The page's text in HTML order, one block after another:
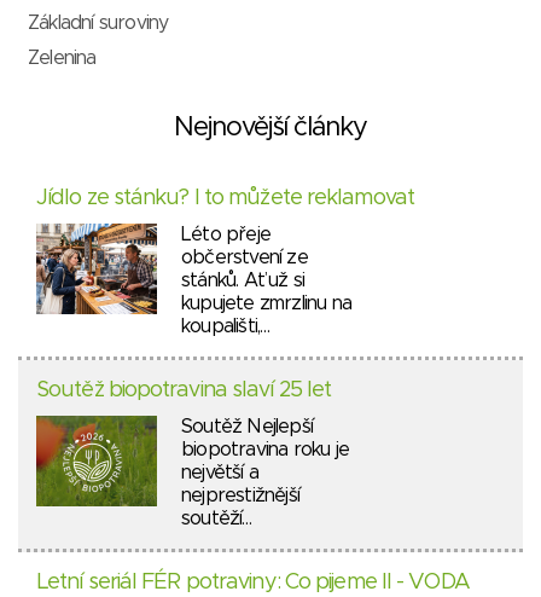
Základní suroviny
Zelenina
Nejnovější články
Jídlo ze stánku? I to můžete reklamovat
Léto přeje
občerstvení ze
stánků. Ať už si
kupujete zmrzlinu na
koupališti,…
Soutěž biopotravina slaví 25 let
Soutěž Nejlepší
biopotravina roku je
největší a
nejprestižnější
soutěží…
Letní seriál FÉR potraviny: Co pijeme II - VODA